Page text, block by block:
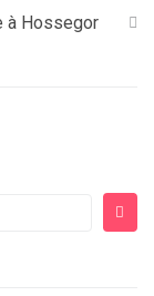
à Hossegor